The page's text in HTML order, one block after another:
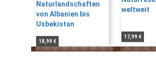
18,99 €
17,99 €